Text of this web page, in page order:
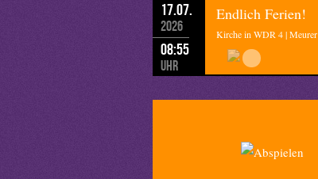
17.07.
2026
08:55
Uhr
Endlich Ferien!
Kirche in WDR 4 | Meurer